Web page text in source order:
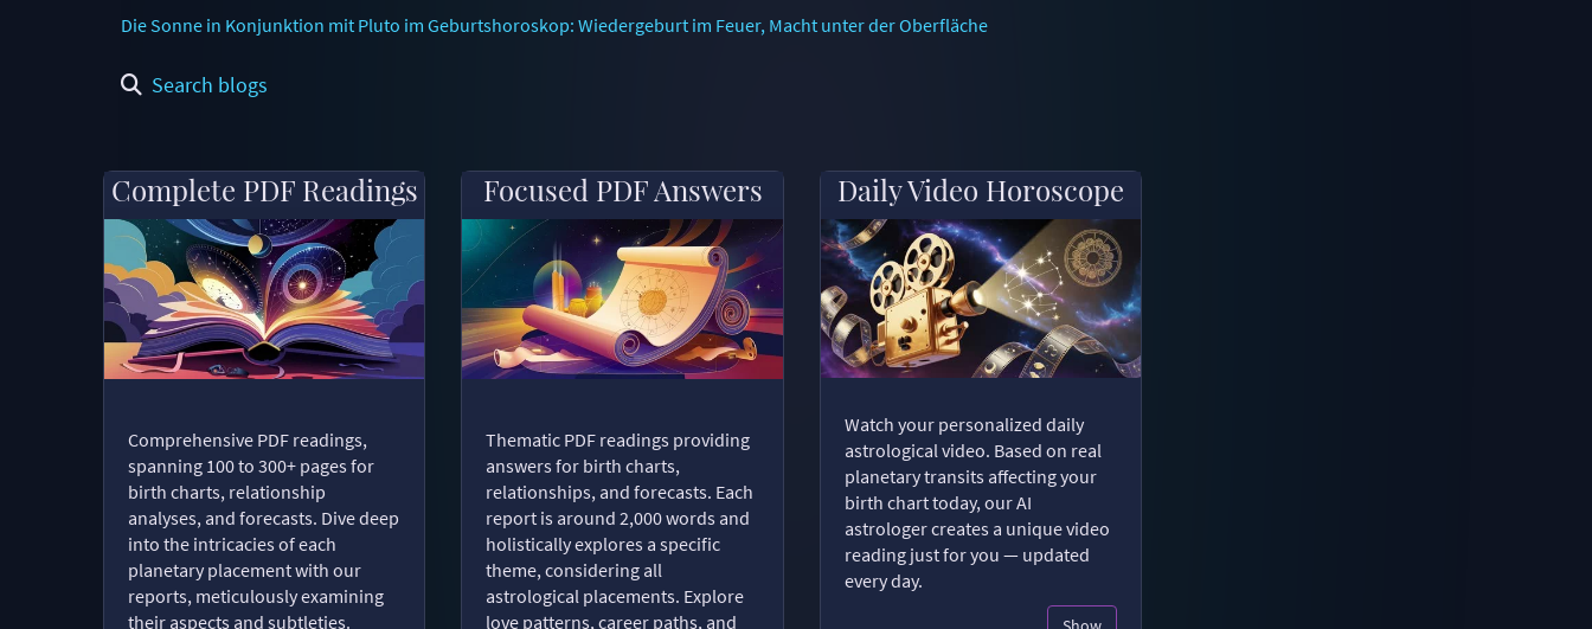
Die Sonne in Konjunktion mit Pluto im Geburtshoroskop: Wiedergeburt im Feuer, Macht unter der Oberfläche
Search blogs
Complete PDF Readings
Comprehensive PDF readings,
spanning 100 to 300+ pages for
birth charts, relationship
analyses, and forecasts. Dive deep
into the intricacies of each
planetary placement with our
reports, meticulously examining
their aspects and subtleties.
Focused PDF Answers
Thematic PDF readings providing
answers for birth charts,
relationships, and forecasts. Each
report is around 2,000 words and
holistically explores a specific
theme, considering all
astrological placements. Explore
love patterns, career paths, and
Daily Video Horoscope
Watch your personalized daily
astrological video. Based on real
planetary transits affecting your
birth chart today, our AI
astrologer creates a unique video
reading just for you — updated
every day.